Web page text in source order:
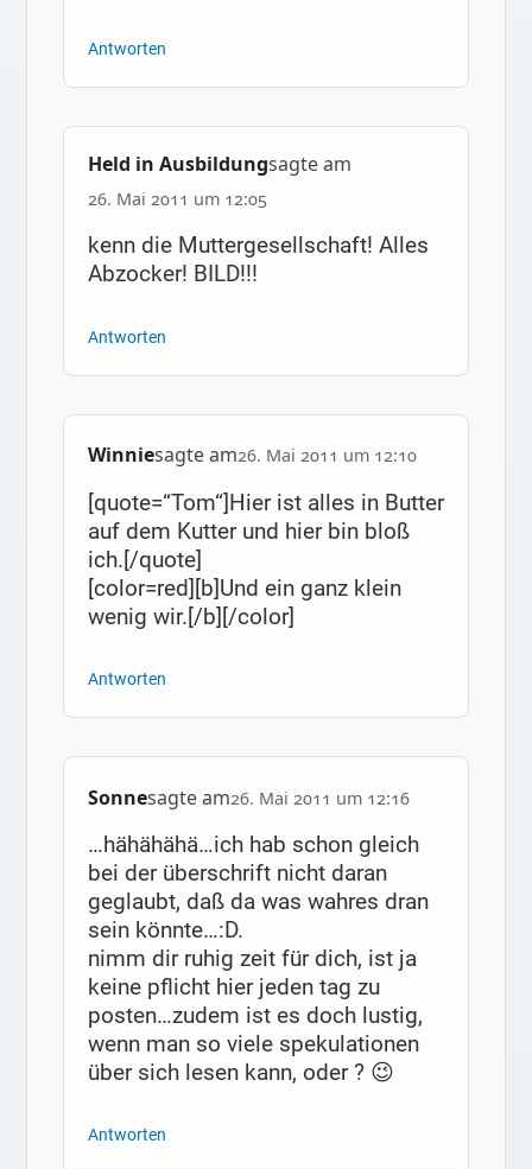
Antworten
Held in Ausbildungsagte am
26. Mai 2011 um 12:05
kenn die Muttergesellschaft! Alles
Abzocker! BILD!!!
Antworten
Winniesagte am26. Mai 2011 um 12:10
[quote=“Tom“]Hier ist alles in Butter
auf dem Kutter und hier bin bloß
ich.[/quote]
[color=red][b]Und ein ganz klein
wenig wir.[/b][/color]
Antworten
Sonnesagte am26. Mai 2011 um 12:16
…hähähähä…ich hab schon gleich
bei der überschrift nicht daran
geglaubt, daß da was wahres dran
sein könnte…:D.
nimm dir ruhig zeit für dich, ist ja
keine pflicht hier jeden tag zu
posten…zudem ist es doch lustig,
wenn man so viele spekulationen
über sich lesen kann, oder ? 😉
Antworten